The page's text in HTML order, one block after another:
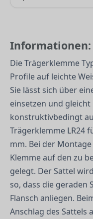
Informationen:
Die Trägerklemme
Profile auf leichte
Sie lässt sich über
einsetzen und
konstruktivbedingt
Trägerklemme LR24
mm. Bei der
Klemme auf den zu
gelegt. Der Sattel
so, dass die geraden
Flansch anliegen.
Anschlag des Sattels